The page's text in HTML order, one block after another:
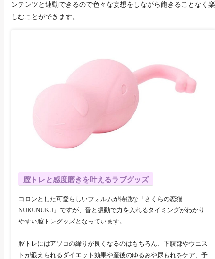
ンテンツと連動できるので色々な妄想をしながら飽きることなく楽
しむことができます。
膣トレと感度磨きを叶えるラブグッズ
コロンとした可愛らしいフォルムが特徴な「さくらの恋猫
NUKUNUKU」ですが、音と振動で力を入れるタイミングがわかり
やすい膣トレグッズとなっています。
膣トレにはアソコの締りが良くなるのはもちろん、下腹部やウエス
トが鍛えられるダイエット効果や産後のゆるみや尿もれをケア、予